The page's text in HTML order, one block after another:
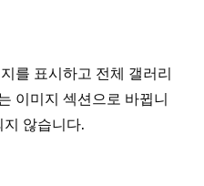
를 표시하고 전체 갤러리
이미지 섹션으로 바뀝니
않습니다.